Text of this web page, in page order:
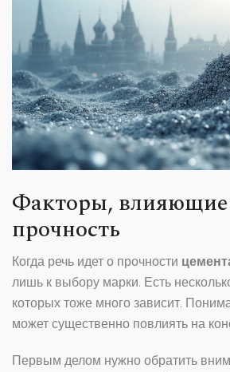
Факторы,
прочность
Когда речь идет о прочности
лишь к выбору марки. Есть
которых тоже много зависит.
может существенно повлиять на
Первым делом нужно обратить